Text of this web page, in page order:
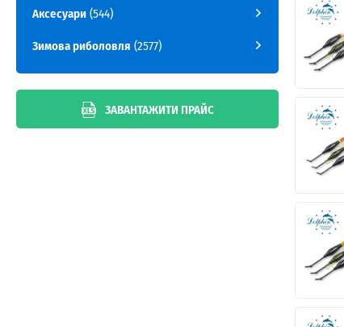
Аксесуари(544)
Зимова риболовля (2577)
ЗАВАНТАЖИТИ ПРАЙС